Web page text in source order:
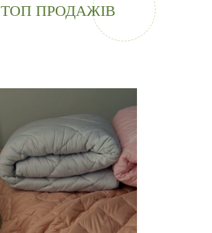
ТОП ПРОДАЖІВ